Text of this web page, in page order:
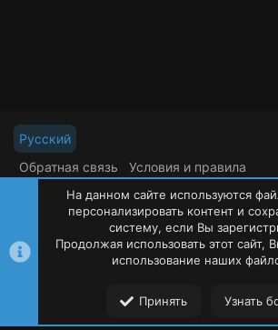
Русский
Обратная связь
Условия и правила
Политика конфиденциальности
Помощь
©Oxide Россия2015-2026
На данном сайте используются
персонализировать контент и
систему, если Вы
Продолжая использовать этот сайт,
использование наших
Принять Узнать